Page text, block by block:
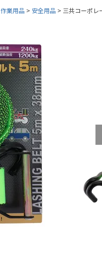
作業用品 安全用品 三共コーポレ